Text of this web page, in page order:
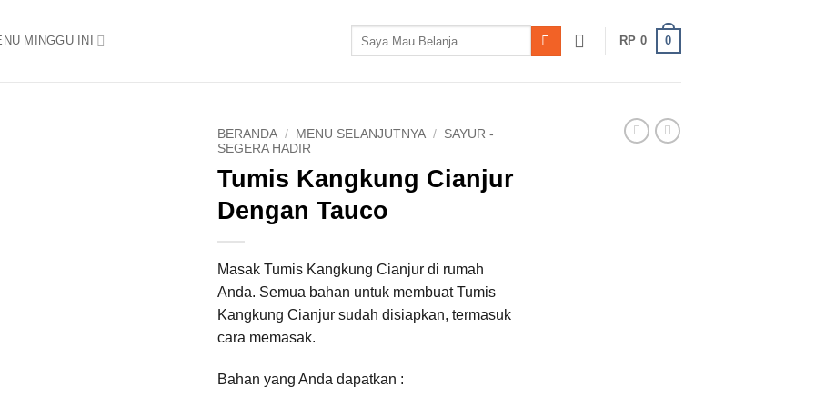
MINGGU INI
untuk:
RP 0 0
BERANDA / MENU SELANJUTNYA / SAYUR -
SEGERA HADIR
Tumis Kangkung Cianjur
Dengan Tauco
Masak Tumis Kangkung Cianjur di rumah
Anda. Semua bahan untuk membuat Tumis
Kangkung Cianjur sudah disiapkan, termasuk
cara memasak.
Bahan yang Anda dapatkan :